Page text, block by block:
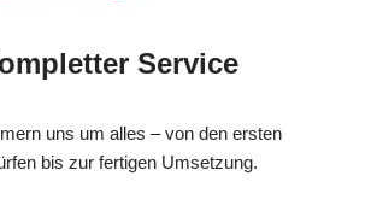
Service
uns um alles – von den ersten
bis zur fertigen Umsetzung.